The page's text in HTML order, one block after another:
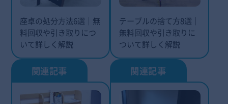
座卓の処分方法6選｜無
料回収や引き取りにつ
いて詳しく解説
テーブルの捨て方8選｜
無料回収や引き取りに
ついて詳しく解説